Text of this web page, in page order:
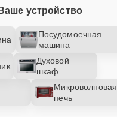
устройство
Посудомоечная
машина
Духовой
шкаф
Микроволновая
печь